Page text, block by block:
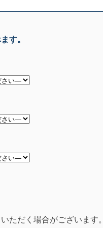
す。
ただく場合がございます。